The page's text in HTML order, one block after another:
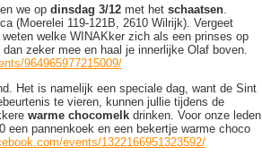
we op dinsdag 3/12 met het schaatsen.
(Moerelei 119-121B, 2610 Wilrijk). Vergeet
welke WINAKker zich als een prinses op
zeker mee en haal je innerlijke Olaf boven.
964965977215009/
Het is namelijk een speciale dag, want de Sint
te vieren, kunnen jullie tijdens de
warme chocomelk drinken. Voor onze leden
pannenkoek en een bekertje warme choco
events/1322166951323592/